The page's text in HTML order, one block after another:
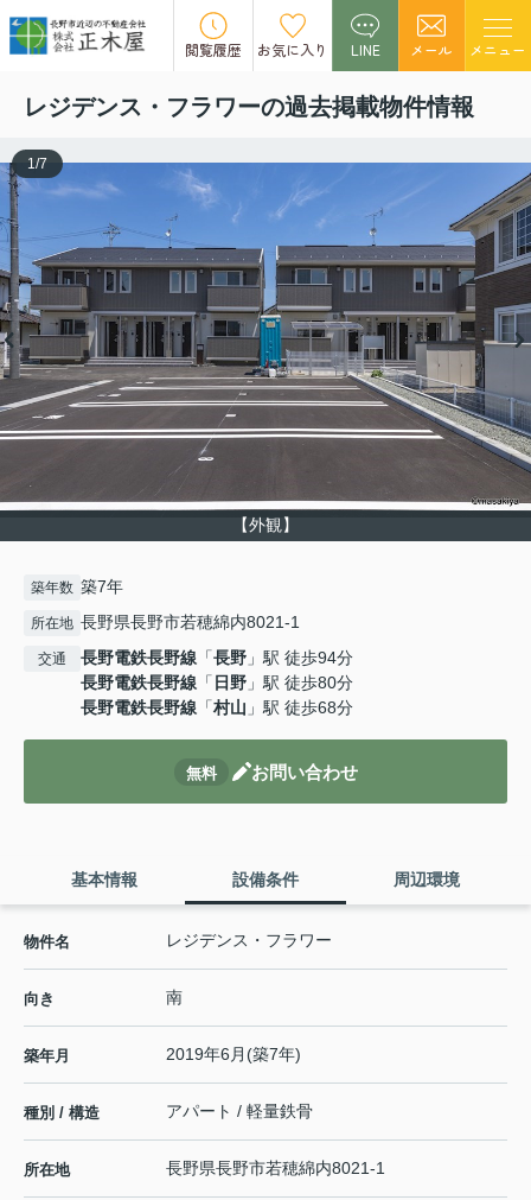
閲覧履歴 お気に入り LINE メール メニュー
この物件の募集は終了しました。
レジデンス・フラワーの過去掲載物件情報
【外観】
1/7
築年数 築7年
所在地 長野県長野市若穂綿内8021-1
交通 長野電鉄長野線 「長野 」駅 徒歩94分
長野電鉄長野線 「 日野 」駅 徒歩80分
長野電鉄長野線 「村山 」駅 徒歩68分
無料 お問い合わせ
基本情報 設備条件 周辺環境
物件名 レジデンス・フラワー
向き 南
築年月 2019年6月(築7年)
種別 / 構造 アパート / 軽量鉄骨
所在地 長野県長野市若穂綿内8021-1